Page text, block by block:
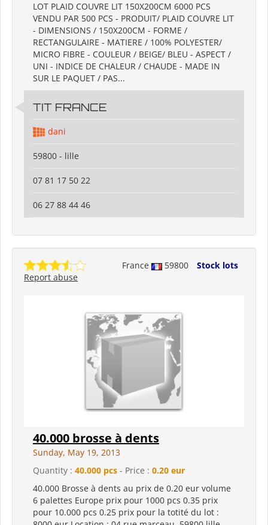
LOT PLAID COUVRE LIT 150X200CM 6000 PCS
VENDU PAR 500 PCS - PRODUIT/ PLAID COUVRE LIT
- DIMENSIONS / 150X200CM - FORME /
RECTANGULAIRE - MATIERE / 100% POLYESTER/
MICRO FIBRE - COULEUR / BEIGE/ BLEU - ASPECT /
UNI - INDICE DE CHALEUR / CHAUDE - MADE IN
SUR LE PAQUET / PAS...
TIT FRANCE
dani
59800 - lille
07 81 17 50 22
06 27 88 44 46
France 59800
Stock lots
Report abuse
40.000 brosse à dents
Sunday, May 19, 2013
Quantity : 40.000 pcs - Price : 0.20 eur
40.000 Brosse à dents au prix de 0.20 eur volume
6 palettes Europe prix pour 1000 pcs 0.35 prix
pour 10.000 pcs 0.25 prix pour la totité du lot :